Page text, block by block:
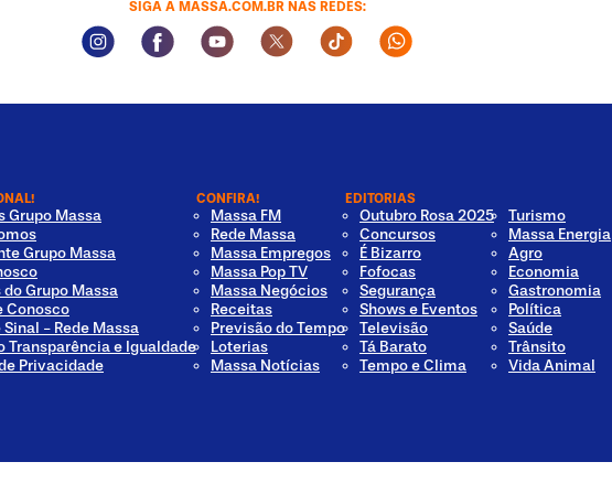
SIGA A MASSA.COM.BR NAS REDES:
Instagram Social Media
Facebook Social Media
Youtube Social Media
Twitter Social Media
Tiktok Social Media
Whatsapp Social Media
Grupo Massa
Grupo Massa
Grupo Massa
Conosco
Sinal - Rede Massa
Transparência e Igualdade
Privacidade
CONFIRA!
Massa FM
Rede Massa
Massa Empregos
Massa Pop TV
Massa Negócios
Receitas
Previsão do Tempo
Loterias
Massa Notícias
EDITORIAS
Outubro Rosa 2025
Concursos
É Bizarro
Fofocas
Segurança
Shows e Eventos
Televisão
Tá Barato
Tempo e Clima
Turismo
Massa Energia
Agro
Economia
Gastronomia
Política
Saúde
Trânsito
Vida Animal